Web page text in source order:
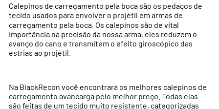
Calepinos de carregamento pela boca são os pedaços de
tecido usados para envolver o projétil em armas de
carregamento pela boca. Os calepinos são de vital
importância na precisão da nossa arma, eles reduzem o
avanço do cano e transmitem o efeito giroscópico das
estrias ao projétil.
Na BlackRecon você encontrará os melhores calepinos de
carregamento avancarga pelo melhor preço. Todas elas
são feitas de um tecido muito resistente, categorizadas